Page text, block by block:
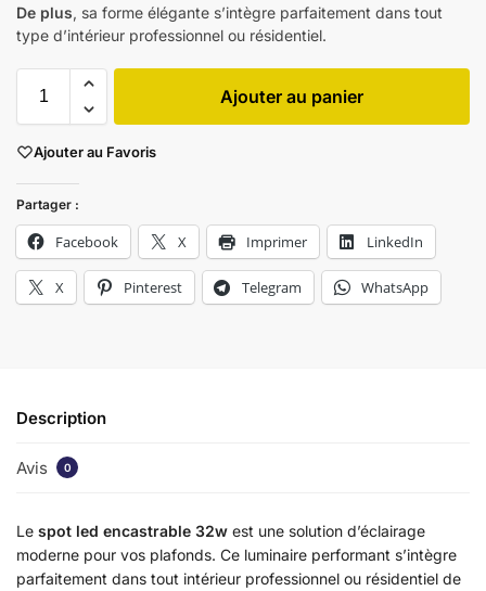
De plus, sa forme élégante s’intègre parfaitement dans tout
type d’intérieur professionnel ou résidentiel.
Ajouter au panier
Ajouter au Favoris
Partager :
Facebook X Imprimer LinkedIn
X Pinterest Telegram WhatsApp
Description
Avis 0
Le spot led encastrable 32w est une solution d’éclairage
moderne pour vos plafonds. Ce luminaire performant s’intègre
parfaitement dans tout intérieur professionnel ou résidentiel de